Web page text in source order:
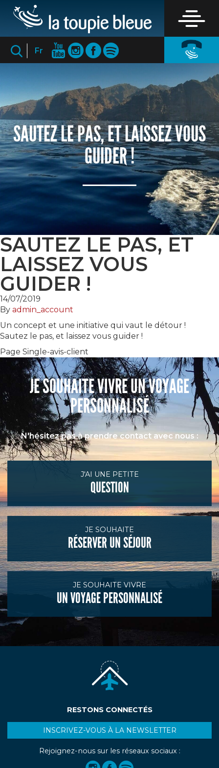
Fr
SAUTEZ LE PAS, ET LAISSEZ VOUS
GUIDER !
SAUTEZ LE PAS, ET
LAISSEZ VOUS
GUIDER !
14/07/2019
By admin_account
Un concept et une initiative qui vaut le détour !
Sautez le pas, et laissez vous guider !
Page Single-avis-client
JE SOUHAITE VIVRE UN VOYAGE
PERSONNALISÉ
N'hésitez pas à prendre contact avec nous :
J'AI UNE PETITE
QUESTION
JE SOUHAITE
RÉSERVER UN SÉJOUR
JE SOUHAITE VIVRE
UN VOYAGE PERSONNALISÉ
RESTONS CONNECTÉS
INSCRIVEZ-VOUS À LA NEWSLETTER
Rejoignez-nous sur les réseaux sociaux :